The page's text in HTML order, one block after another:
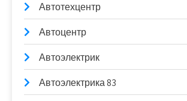
Автотехцентр
Автоцентр
Автоэлектрик
Автоэлектрика 83